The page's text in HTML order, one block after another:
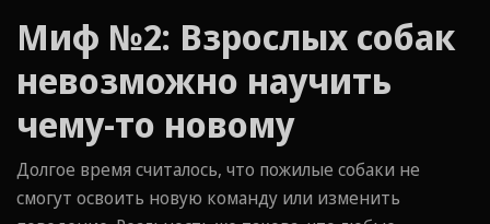
Миф №2: Взрослых собак
невозможно научить
чему-то новому
Долгое время считалось, что пожилые собаки не
смогут освоить новую команду или изменить